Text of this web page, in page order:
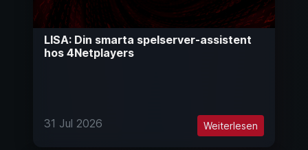
LISA: Din smarta spelserver-assistent
hos 4Netplayers
31 Jul 2026 Weiterlesen